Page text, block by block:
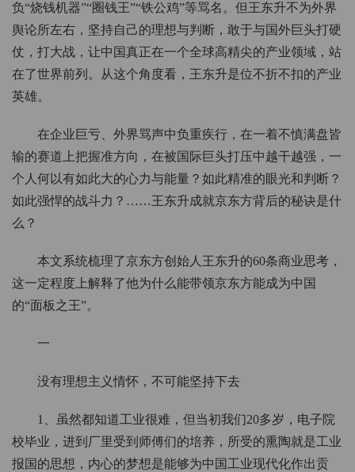
负“烧钱机器”“圈钱王”“铁公鸡”等骂名。但王东升不为外界
舆论所左右，坚持自己的理想与判断，敢于与国外巨头打硬
仗，打大战，让中国真正在一个全球高精尖的产业领域，站
在了世界前列。从这个角度看，王东升是位不折不扣的产业
英雄。
在企业巨亏、外界骂声中负重疾行，在一着不慎满盘皆
输的赛道上把握准方向，在被国际巨头打压中越干越强，一
个人何以有如此大的心力与能量？如此精准的眼光和判断？
如此强悍的战斗力？……王东升成就京东方背后的秘诀是什
么？
本文系统梳理了京东方创始人王东升的60条商业思考，
这一定程度上解释了他为什么能带领京东方能成为中国
的“面板之王”。
一
没有理想主义情怀，不可能坚持下去
1、虽然都知道工业很难，但当初我们20多岁，电子院
校毕业，进到厂里受到师傅们的培养，所受的熏陶就是工业
报国的思想，内心的梦想是能够为中国工业现代化作出贡